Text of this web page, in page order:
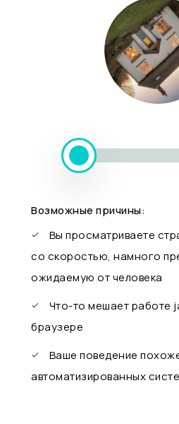
Возможные причины:
Вы просматриваете
со скоростью, намного
ожидаемую от человека
Что-то мешает работе
браузере
Ваше поведение
автоматизированных